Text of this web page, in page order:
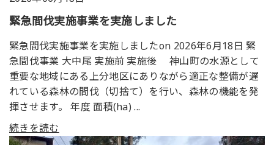
緊急間伐実施事業を実施しました
緊急間伐実施事業を実施しましたon 2026年6月18日 緊
急間伐事業 大中尾 実施前 実施後 神山町の水源として
重要な地域にある上分地区にありながら適正な整備が遅
れている森林の間伐（切捨て）を行い、森林の機能を発
揮させます。 年度 面積(ha) ...
続きを読む